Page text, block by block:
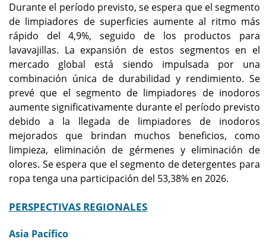
Durante el período previsto, se espera que el segmento
de limpiadores de superficies aumente al ritmo más
rápido del 4,9%, seguido de los productos para
lavavajillas. La expansión de estos segmentos en el
mercado global está siendo impulsada por una
combinación única de durabilidad y rendimiento. Se
prevé que el segmento de limpiadores de inodoros
aumente significativamente durante el período previsto
debido a la llegada de limpiadores de inodoros
mejorados que brindan muchos beneficios, como
limpieza, eliminación de gérmenes y eliminación de
olores. Se espera que el segmento de detergentes para
ropa tenga una participación del 53,38% en 2026.
PERSPECTIVAS REGIONALES
Asia Pacífico